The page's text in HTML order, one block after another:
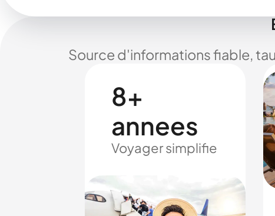
Source d'informations fiable,
8+
annees
Voyager simplifie